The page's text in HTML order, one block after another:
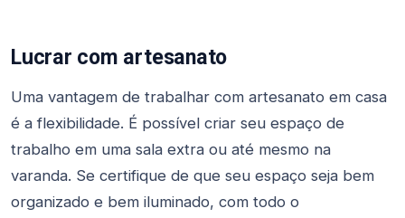
Lucrar com artesanato
Uma vantagem de trabalhar com artesanato em casa
é a flexibilidade. É possível criar seu espaço de
trabalho em uma sala extra ou até mesmo na
varanda. Se certifique de que seu espaço seja bem
organizado e bem iluminado, com todo o